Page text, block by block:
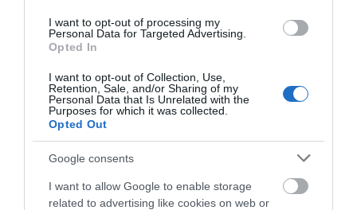
I want to opt-out of processing my
Personal Data for Targeted Advertising.
Opted In
I want to opt-out of Collection, Use,
Retention, Sale, and/or Sharing of my
Personal Data that Is Unrelated with the
Purposes for which it was collected.
Opted Out
Google consents
I want to allow Google to enable storage
related to advertising like cookies on web or
ABLS1A24050
Τροφοδοτικό Modicon 100-
240VAC, 5A 24DC Optimized
Διαθέσιμο Κατόπιν Παραγγελίας
94,22 €
CP-E 24/5.0 Τροφοδοτικό
24VDC 5A, 115/230VAC
173,76 €